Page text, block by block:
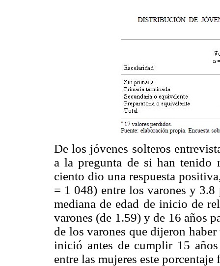
De los jóvenes solteros
a la pregunta de si han tenido
ciento dio una respuesta
= 1 048) entre los varones y
mediana de edad de inicio de
varones (de 1.59) y de 16 años
de los varones que dijeron
inició antes de cumplir 15
entre las mujeres este